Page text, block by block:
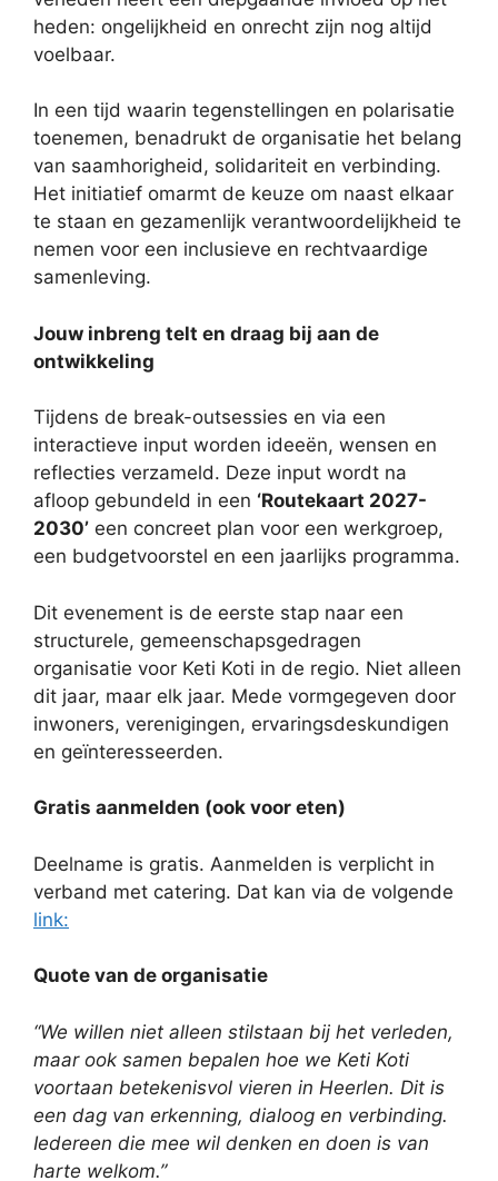
heden: ongelijkheid en onrecht zijn nog altijd
voelbaar.
In een tijd waarin tegenstellingen en polarisatie
toenemen, benadrukt de organisatie het belang
van saamhorigheid, solidariteit en verbinding.
Het initiatief omarmt de keuze om naast elkaar
te staan en gezamenlijk verantwoordelijkheid te
nemen voor een inclusieve en rechtvaardige
samenleving.
Jouw inbreng telt en draag bij aan de
ontwikkeling
Tijdens de break-outsessies en via een
interactieve input worden ideeën, wensen en
reflecties verzameld. Deze input wordt na
afloop gebundeld in een ‘Routekaart 2027-
2030’ een concreet plan voor een werkgroep,
een budgetvoorstel en een jaarlijks programma.
Dit evenement is de eerste stap naar een
structurele, gemeenschapsgedragen
organisatie voor Keti Koti in de regio. Niet alleen
dit jaar, maar elk jaar. Mede vormgegeven door
inwoners, verenigingen, ervaringsdeskundigen
en geïnteresseerden.
Gratis aanmelden (ook voor eten)
Deelname is gratis. Aanmelden is verplicht in
verband met catering. Dat kan via de volgende
link:
Quote van de organisatie
“We willen niet alleen stilstaan bij het verleden,
maar ook samen bepalen hoe we Keti Koti
voortaan betekenisvol vieren in Heerlen. Dit is
een dag van erkenning, dialoog en verbinding.
Iedereen die mee wil denken en doen is van
harte welkom.”